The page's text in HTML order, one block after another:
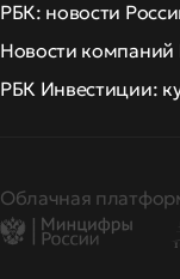
РБК: новости
Новости
РБК Инвестиции:
Облачная